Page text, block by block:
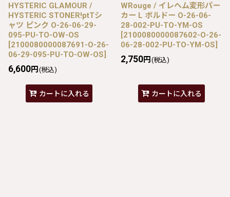
HYSTERIC GLAMOUR /
HYSTERIC STONER!ptTシ
ャツ ピンク O-26-06-29-
095-PU-TO-OW-OS
[2100080000087691-O-26-
06-29-095-PU-TO-OW-OS]
6,600円 (税込)
カートに入れる
WRouge / イレヘム変形パー
カー L ボルドー O-26-06-
28-002-PU-TO-YM-OS
[2100080000087602-O-26-
06-28-002-PU-TO-YM-OS]
2,750円 (税込)
カートに入れる